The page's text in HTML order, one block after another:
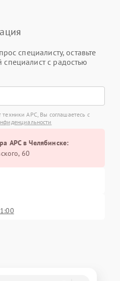
специалисту, оставьте
с радостью
APC, Вы соглашаетесь с
APC в Челябинске:
60